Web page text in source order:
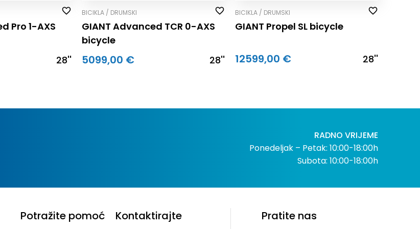
Pro 1-AXS
28''
BICIKLA / DRUMSKI
GIANT Advanced TCR 0-AXS
bicycle
5099,00 € 28''
BICIKLA / DRUMSKI
GIANT Propel SL bicycle
12599,00 € 28''
RADNO VRIJEME
Ponedeljak – Petak: 10:00-18:00h
Subota: 10:00-18:00h
Potražite pomoć
Kontaktirajte
Pratite nas